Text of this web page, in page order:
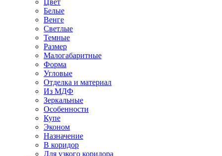
Цвет
Белые
Венге
Светлые
Темные
Размер
Малогабаритные
Форма
Угловые
Отделка и материал
Из МДФ
Зеркальные
Особенности
Купе
Эконом
Назначение
В коридор
Для узкого коридора